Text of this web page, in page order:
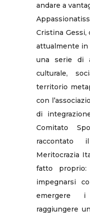
andare a
Cristina
attualmente in
una serie di
culturale,
territorio
con
di
Comitato
Meritocrazia
fatto
impegnarsi
emergere
raggiungere